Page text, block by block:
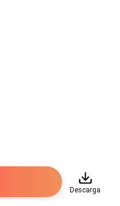
Descarga